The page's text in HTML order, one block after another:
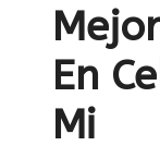
En
Mi